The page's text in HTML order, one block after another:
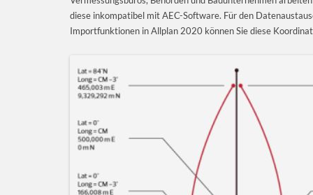
diese inkompatibel mit AEC-Software. Für den
Importfunktionen in Allplan 2020 können Sie diese